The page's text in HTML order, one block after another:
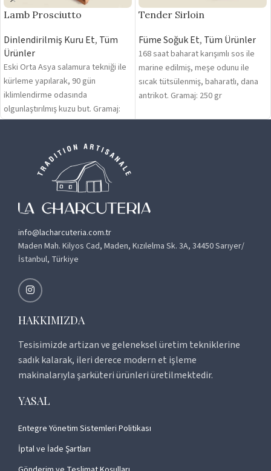
Lamb Prosciutto
Dinlendirilmiş Kuru Et, Tüm
Ürünler
Eski Orta Asya salamura tekniği ile
kürleme yapılarak, 90 gün
iklimlendirme odasında
olgunlaştırılmış kuzu but. Gramaj:
250 gr
Tender Sirloin
Füme Soğuk Et, Tüm Ürünler
168 saat baharat karışımlı sos ile
marine edilmiş, meşe odunu ile
sıcak tütsülenmiş, baharatlı, dana
antrikot. Gramaj: 250 gr
info@lacharcuteria.com.tr
Maden Mah. Kilyos Cad, Maden, Kızılelma Sk. 3A, 34450 Sarıyer/
İstanbul, Türkiye
HAKKIMIZDA
Tesisimizde artizan ve geleneksel üretim tekniklerine
sadık kalarak, ileri derece modern et işleme
makinalarıyla şarküteri ürünleri üretilmektedir.
YASAL
Entegre Yönetim Sistemleri Politikası
İptal ve İade Şartları